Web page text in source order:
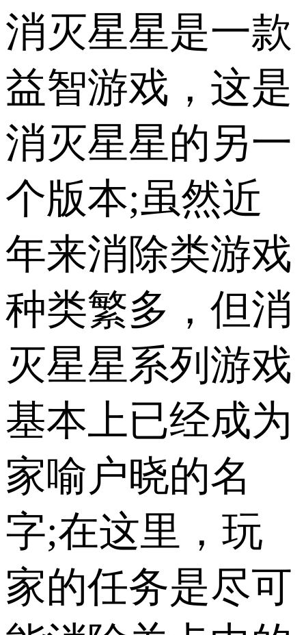
消灭星星是一款
益智游戏，这是
消灭星星的另一
个版本;虽然近
年来消除类游戏
种类繁多，但消
灭星星系列游戏
基本上已经成为
家喻户晓的名
字;在这里，玩
家的任务是尽可